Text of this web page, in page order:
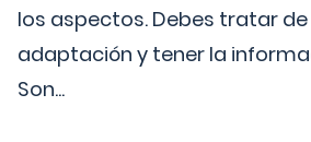
los aspectos. Debes tratar
adaptación y tener la
Son...